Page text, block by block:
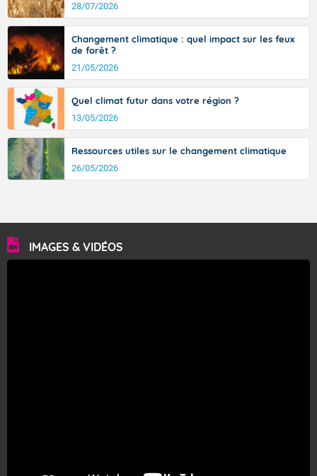
28/07/2026
Changement climatique : quel impact sur les feux
de forêt ?
21/05/2026
Quel climat futur dans votre région ?
13/05/2026
Ressources utiles sur le changement climatique
26/05/2026
IMAGES & VIDÉOS